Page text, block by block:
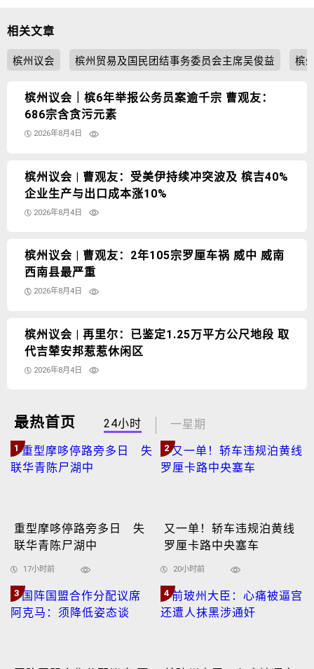
相关文章
槟州议会 槟州贸易及国民团结事务委员会主席吴俊益 槟
槟州议会｜槟6年举报公务员案逾千宗 曹观友：
686宗含贪污元素
2026年8月4日
槟州议会 | 曹观友：受美伊持续冲突波及 槟吉40%
企业生产与出口成本涨10%
2026年8月4日
槟州议会 | 曹观友：2年105宗罗厘车祸 威中 威南
西南县最严重
2026年8月4日
槟州议会 | 再里尔：已鉴定1.25万平方公尺地段 取
代吉辇安邦惹惹休闲区
2026年8月4日
最热首页 24小时 一星期
1
重型摩哆停路旁多日 失
联华青陈尸湖中
17小时前
2
又一单！轿车违规泊黄线
罗厘卡路中央塞车
20小时前
3 4